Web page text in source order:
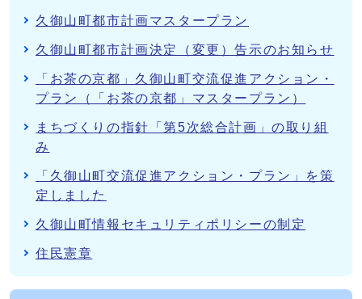
久御山町都市計画マスタープラン
久御山町都市計画決定（変更）告示のお知らせ
「お茶の京都」久御山町交流促進アクション・
プラン（「お茶の京都」マスタープラン）
まちづくりの指針「第5次総合計画」の取り組
み
「久御山町交流促進アクション・プラン」を策
定しました
久御山町情報セキュリティポリシーの制定
住民憲章